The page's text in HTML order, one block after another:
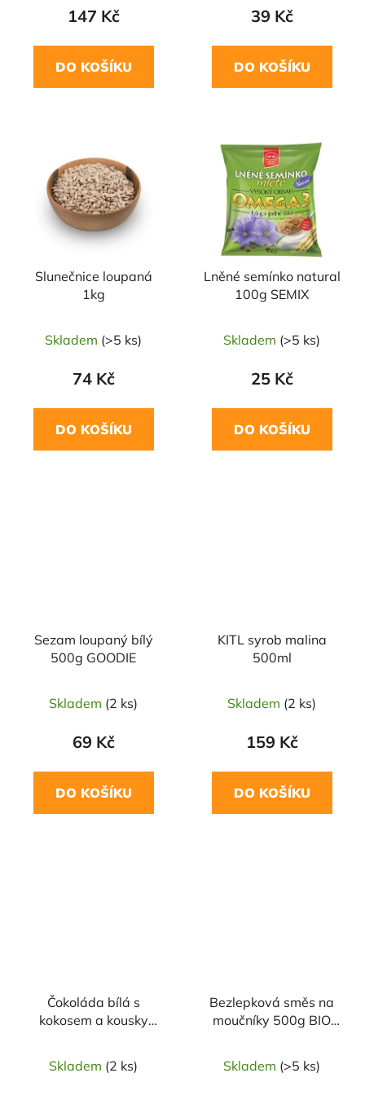
147 Kč
DO KOŠÍKU
39 Kč
DO KOŠÍKU
Slunečnice loupaná
1kg
Skladem (>5 ks)
74 Kč
DO KOŠÍKU
Lněné semínko natural
100g SEMIX
Skladem (>5 ks)
25 Kč
DO KOŠÍKU
Sezam loupaný bílý
500g GOODIE
Skladem (2 ks)
69 Kč
DO KOŠÍKU
KITL syrob malina
500ml
Skladem (2 ks)
159 Kč
DO KOŠÍKU
Čokoláda bílá s
kokosem a kousky
Skladem (2 ks)
Bezlepková směs na
moučníky 500g BIO
Skladem (>5 ks)